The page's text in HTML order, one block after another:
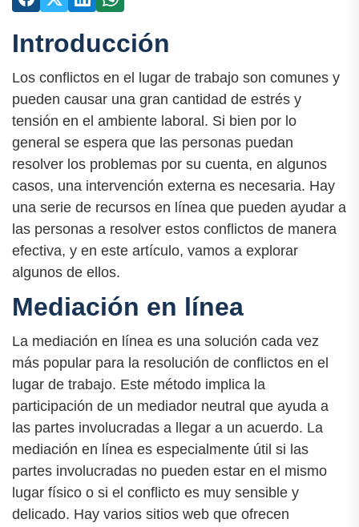
Introducción
Los conflictos en el lugar de trabajo son comunes y
pueden causar una gran cantidad de estrés y
tensión en el ambiente laboral. Si bien por lo
general se espera que las personas puedan
resolver los problemas por su cuenta, en algunos
casos, una intervención externa es necesaria. Hay
una serie de recursos en línea que pueden ayudar a
las personas a resolver estos conflictos de manera
efectiva, y en este artículo, vamos a explorar
algunos de ellos.
Mediación en línea
La mediación en línea es una solución cada vez
más popular para la resolución de conflictos en el
lugar de trabajo. Este método implica la
participación de un mediador neutral que ayuda a
las partes involucradas a llegar a un acuerdo. La
mediación en línea es especialmente útil si las
partes involucradas no pueden estar en el mismo
lugar físico o si el conflicto es muy sensible y
delicado. Hay varios sitios web que ofrecen